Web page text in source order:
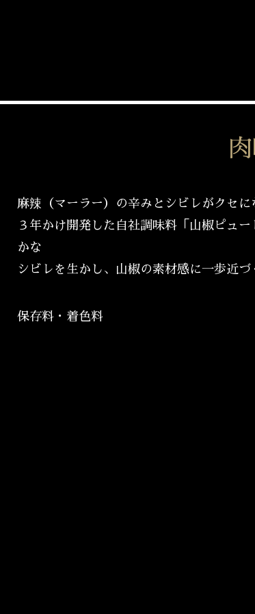
麻辣（マーラー）の辛みとシビレがクセに
３年かけ開発した自社調味料「山椒ピュ
かな
シビレを生かし、山椒の素材感に一歩近づ
保存料・着色料